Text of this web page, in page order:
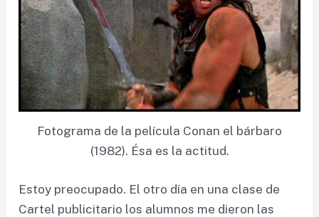
Fotograma de la película Conan el bárbaro
(1982). Ésa es la actitud.
Estoy preocupado. El otro día en una clase de
Cartel publicitario los alumnos me dieron las